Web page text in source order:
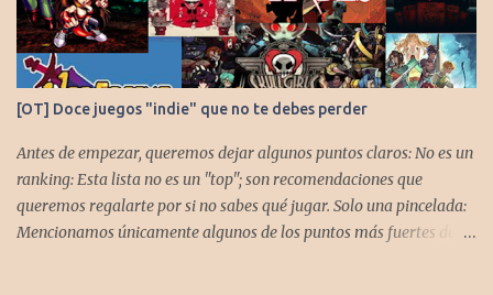
[OT] Doce juegos "indie" que no te debes perder
Antes de empezar, queremos dejar algunos puntos claros: No es un
ranking: Esta lista no es un "top"; son recomendaciones que
queremos regalarte por si no sabes qué jugar. Solo una pincelada:
Mencionamos únicamente algunos de los puntos más fuertes de